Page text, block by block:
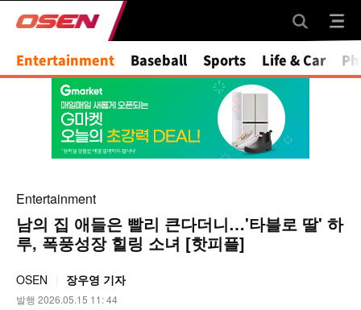
Mute
Entertainment Baseball Sports Life & Car
Entertainment
남의 집 애들은 빨리 큰다더니…'타블로 딸' 하
루, 폭풍성장 힐링 소녀 [핫피플]
OSEN 장우영 기자
발행 2026.05.15 11: 44